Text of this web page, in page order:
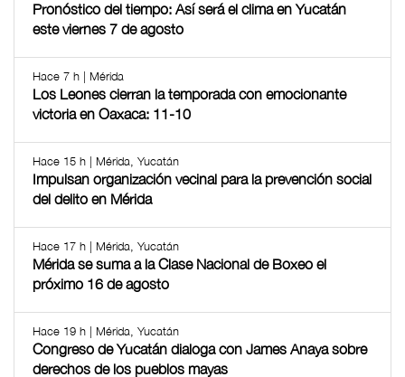
Pronóstico del tiempo: Así será el clima en Yucatán
este viernes 7 de agosto
Hace 7 h | Mérida
Los Leones cierran la temporada con emocionante
victoria en Oaxaca: 11-10
Hace 15 h | Mérida, Yucatán
Impulsan organización vecinal para la prevención social
del delito en Mérida
Hace 17 h | Mérida, Yucatán
Mérida se suma a la Clase Nacional de Boxeo el
próximo 16 de agosto
Hace 19 h | Mérida, Yucatán
Congreso de Yucatán dialoga con James Anaya sobre
derechos de los pueblos mayas